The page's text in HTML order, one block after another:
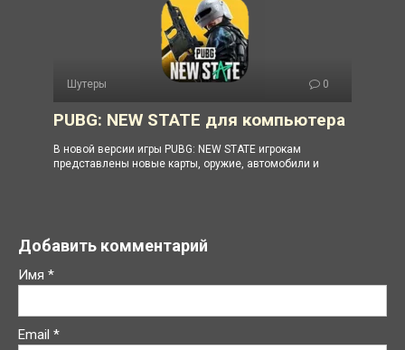
Шутеры 0
PUBG: NEW STATE для компьютера
В новой версии игры PUBG: NEW STATE игрокам
представлены новые карты, оружие, автомобили и
Добавить комментарий
Имя *
Email *